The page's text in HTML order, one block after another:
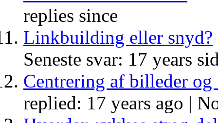
replies since
Linkbuilding eller snyd?
Seneste svar: 17 years
Centrering af billeder
replied: 17 years ago |